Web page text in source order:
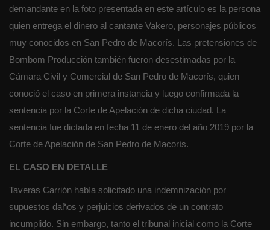
demandante en la foto presentada en este artículo es la persona
quien entrega el dinero al cantante Vakero, personajes públicos
muy conocidos en San Pedro de Macorís. Las pretensiones de
Bombom Producción también fueron desestimadas por la
Cámara Civil y Comercial de San Pedro de Macorís, quien
conoció el caso en primera instancia y luego confirmada la
sentencia por la Corte de Apelación de dicha ciudad. La
sentencia fue dictada en fecha 11 de enero del año 2019 por la
Corte de Apelación de San Pedro de Macorís.
EL CASO EN DETALLE
Taveras Carrión había solicitado una indemnización por
supuestos daños y perjuicios derivados de un contrato
incumplido. Sin embargo, tanto el tribunal inicial como la Corte